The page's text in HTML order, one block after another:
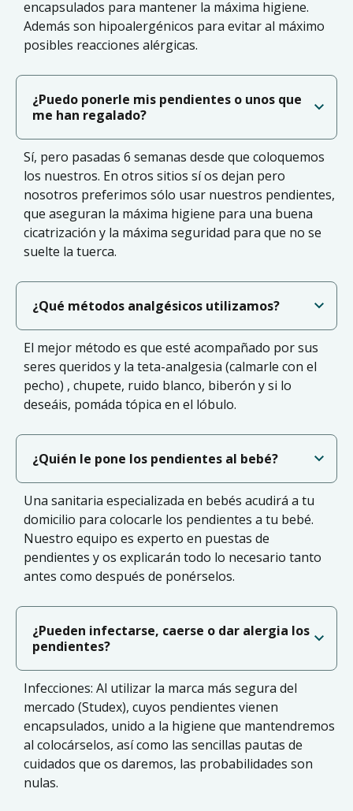
encapsulados para mantener la máxima higiene.
Además son hipoalergénicos para evitar al máximo
posibles reacciones alérgicas.
¿Puedo ponerle mis pendientes o unos que
me han regalado?
Sí, pero pasadas 6 semanas desde que coloquemos
los nuestros. En otros sitios sí os dejan pero
nosotros preferimos sólo usar nuestros pendientes,
que aseguran la máxima higiene para una buena
cicatrización y la máxima seguridad para que no se
suelte la tuerca.
¿Qué métodos analgésicos utilizamos?
El mejor método es que esté acompañado por sus
seres queridos y la teta-analgesia (calmarle con el
pecho) , chupete, ruido blanco, biberón y si lo
deseáis, pomáda tópica en el lóbulo.
¿Quién le pone los pendientes al bebé?
Una sanitaria especializada en bebés acudirá a tu
domicilio para colocarle los pendientes a tu bebé.
Nuestro equipo es experto en puestas de
pendientes y os explicarán todo lo necesario tanto
antes como después de ponérselos.
¿Pueden infectarse, caerse o dar alergia los
pendientes?
Infecciones: Al utilizar la marca más segura del
mercado (Studex), cuyos pendientes vienen
encapsulados, unido a la higiene que mantendremos
al colocárselos, así como las sencillas pautas de
cuidados que os daremos, las probabilidades son
nulas.